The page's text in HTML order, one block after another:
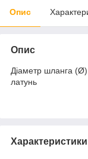
Опис
Опис
Діаметр шланга
латунь
Характеристики